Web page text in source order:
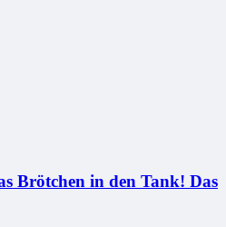
Brötchen in den Tank! Das